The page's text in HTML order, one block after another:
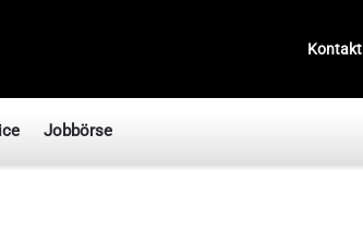
Kontakt
Jobbörse